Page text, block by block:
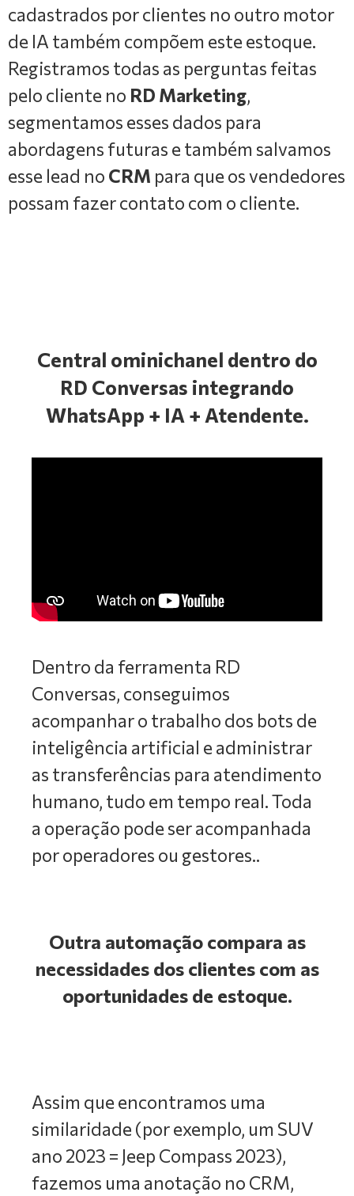
cadastrados por clientes no outro motor
de IA também compõem este estoque.
Registramos todas as perguntas feitas
pelo cliente no RD Marketing,
segmentamos esses dados para
abordagens futuras e também salvamos
esse lead no CRM para que os vendedores
possam fazer contato com o cliente.
Central ominichanel dentro do
RD Conversas integrando
WhatsApp + IA + Atendente.
Dentro da ferramenta RD
Conversas, conseguimos
acompanhar o trabalho dos bots de
inteligência artificial e administrar
as transferências para atendimento
humano, tudo em tempo real. Toda
a operação pode ser acompanhada
por operadores ou gestores..
Outra automação compara as
necessidades dos clientes com as
oportunidades de estoque.
Assim que encontramos uma
similaridade (por exemplo, um SUV
ano 2023 = Jeep Compass 2023),
fazemos uma anotação no CRM,